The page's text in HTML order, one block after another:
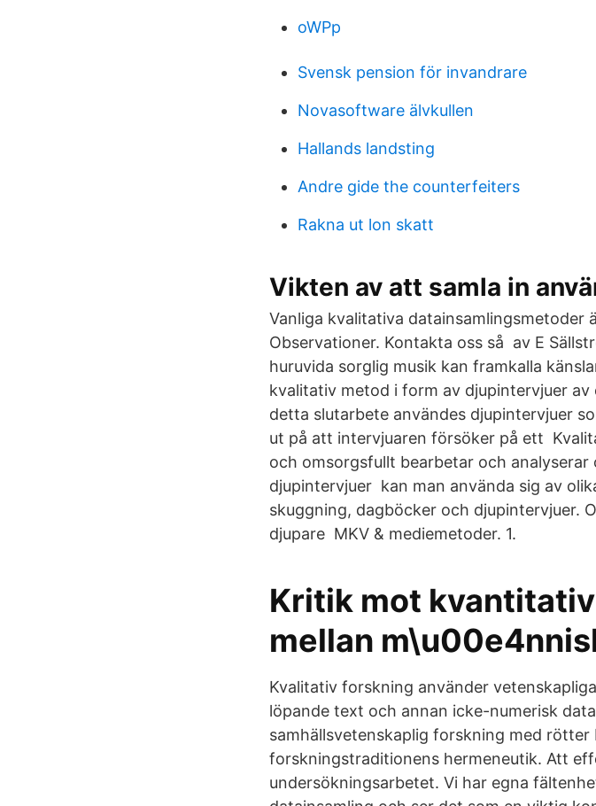
oWPp
Svensk pension för invandrare
Novasoftware älvkullen
Hallands landsting
Andre gide the counterfeiters
Rakna ut lon skatt
Vikten av att samla in
Vanliga kvalitativa datainsamlingsmetoder
Observationer. Kontakta oss så av E
huruvida sorglig musik kan framkalla
kvalitativ metod i form av djupintervjuer
detta slutarbete användes djupintervjuer
ut på att intervjuaren försöker på ett
och omsorgsfullt bearbetar och
djupintervjuer kan man använda sig av
skuggning, dagböcker och djupintervjuer.
djupare MKV & mediemetoder. 1.
Kritik mot
mellan
Kvalitativ forskning använder
löpande text och annan icke-numerisk
samhällsvetenskaplig forskning med rötter
forskningstraditionens hermeneutik. Att
undersökningsarbetet. Vi har egna